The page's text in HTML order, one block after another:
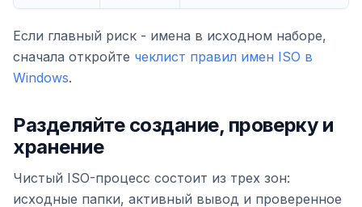
Если главный риск - имена в исходном наборе,
сначала откройте чеклист правил имен ISO в
Windows.
Разделяйте создание, проверку и
хранение
Чистый ISO-процесс состоит из трех зон:
исходные папки, активный вывод и проверенное